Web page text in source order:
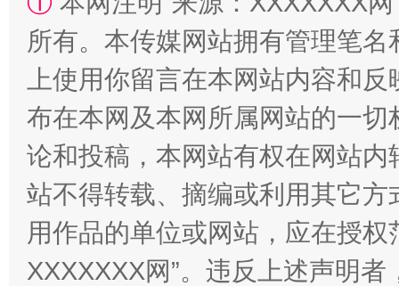
漫山遍野的桃花与雪山、麦地、白藏房 除
招工难、用工荒背后
所有。本传媒网站拥有管理笔
上使用你留言在本网站内容和
布在本网及本网所属网站的一
论和投稿，本网站有权在网站
站不得转载、摘编或利用其它
用作品的单位或网站，应在授
XXXXXXX网”。违反上述声明